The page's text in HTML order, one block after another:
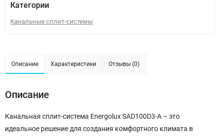
Категории
Канальные сплит-системы
Описание Характеристики Отзывы (0)
Описание
Канальная сплит-система Energolux SAD100D3-A – это
идеальное решение для создания комфортного климата в